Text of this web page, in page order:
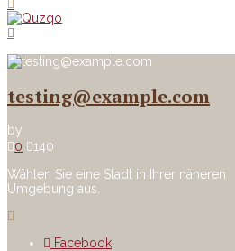
testing@example.com
by
0
140
Wählen Sie eine Stadt in Ihrer näheren
Umgebung aus.
Facebook